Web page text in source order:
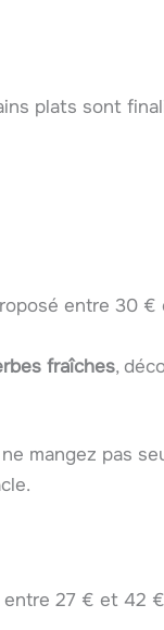
plats sont
entre 30
fraîches,
mangez pas
27 € et 42